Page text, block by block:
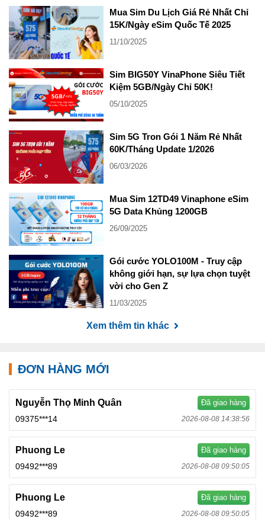
Mua Sim Du Lịch Giá Rẻ Nhất Chỉ
15K/Ngày eSim Quốc Tế 2025
11/10/2025
Sim BIG50Y VinaPhone Siêu Tiết
Kiệm 5GB/Ngày Chỉ 50K!
05/10/2025
Sim 5G Tron Gói 1 Năm Rẻ Nhất
60K/Tháng Update 1/2026
06/03/2026
Mua Sim 12TD49 Vinaphone eSim
5G Data Khủng 1200GB
26/09/2025
Gói cước YOLO100M - Truy cập
không giới hạn, sự lựa chọn tuyệt
vời cho Gen Z
11/03/2025
Xem thêm tin khác
ĐƠN HÀNG MỚI
Nguyễn Thọ Minh Quân Đã giao hàng
09375***14 2026-08-08 14:38:56
Phuong Le Đã giao hàng
09492***89 2026-08-08 09:50:05
Phuong Le Đã giao hàng
09492***89 2026-08-08 09:50:05